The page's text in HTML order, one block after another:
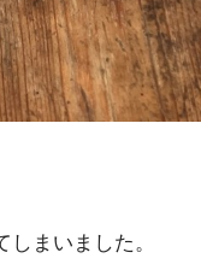
まいました。